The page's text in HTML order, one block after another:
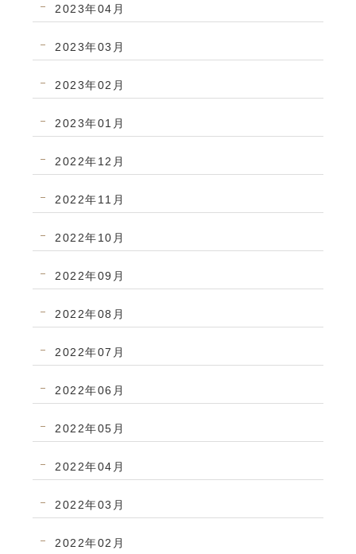
2023年04月
2023年03月
2023年02月
2023年01月
2022年12月
2022年11月
2022年10月
2022年09月
2022年08月
2022年07月
2022年06月
2022年05月
2022年04月
2022年03月
2022年02月